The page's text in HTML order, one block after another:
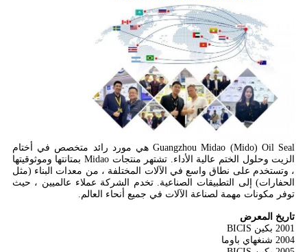
Guangzhou Midao (Mido) Oil Seal هي مورد رائد متخصص في أختام
الزيت وحلول الختم عالية الأداء. تشتهر منتجات Midao بمتانتها وموثوقيتها
، وتستخدم على نطاق واسع في الآلات المختلفة ، من معدات البناء (مثل
الحفارات) إلى التطبيقات الصناعية. تخدم الشركة عملاء عالميين ، حيث
توفر مكونات مهمة لصناعة الآلات في جميع أنحاء العالم.
تاريخ المعرض
2001 بكين BICIS
2004 شنغهاي باوما